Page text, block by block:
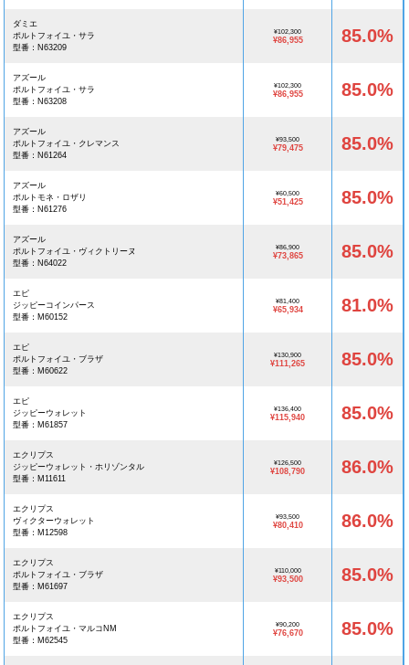
ダミエ
ポルトフォイユ・サラ
型番：N63209
¥102,300
¥86,955 85.0%
アズール
ポルトフォイユ・サラ
型番：N63208
¥102,300
¥86,955 85.0%
アズール
ポルトフォイユ・クレマンス
型番：N61264
¥93,500
¥79,475 85.0%
アズール
ポルトモネ・ロザリ
型番：N61276
¥60,500
¥51,425 85.0%
アズール
ポルトフォイユ・ヴィクトリーヌ
型番：N64022
¥86,900
¥73,865 85.0%
エピ
ジッピーコインパース
型番：M60152
¥81,400
¥65,934 81.0%
エピ
ポルトフォイユ・ブラザ
型番：M60622
¥130,900
¥111,265 85.0%
エピ
ジッピーウォレット
型番：M61857
¥136,400
¥115,940 85.0%
エクリプス
ジッピーウォレット・ホリゾンタル
型番：M11611
¥126,500
¥108,790 86.0%
エクリプス
ヴィクターウォレット
型番：M12598
¥93,500
¥80,410 86.0%
エクリプス
ポルトフォイユ・ブラザ
型番：M61697
¥110,000
¥93,500 85.0%
エクリプス
ポルトフォイユ・マルコNM
型番：M62545
¥90,200
¥76,670 85.0%